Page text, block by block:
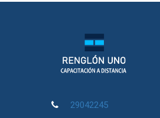
29042245